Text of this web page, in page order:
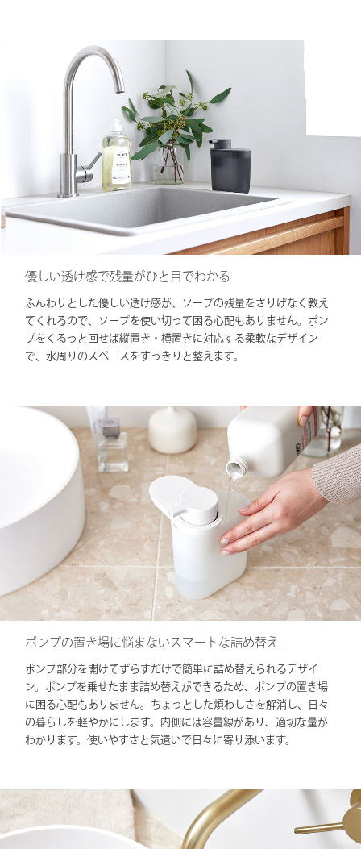
優しい透け感で残量がひと目でわかる
ふんわりとした優しい透け感が、ソープの残量をさりげなく教え
てくれるので、ソープを使い切って困る心配もありません。ポン
プをくるっと回せば縦置き・横置きに対応する柔軟なデザイン
で、水周りのスペースをすっきりと整えます。
ポンプの置き場に悩まないスマートな詰め替え
ポンプ部分を開けてずらすだけで簡単に詰め替えられるデザイ
ン。ポンプを乗せたまま詰め替えができるため、ポンプの置き場
に困る心配もありません。ちょっとした煩わしさを解消し、日々
の暮らしを軽やかにします。内側には容量線があり、適切な量が
わかります。使いやすさと気遣いで日々に寄り添います。